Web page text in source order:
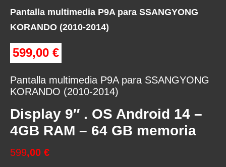
Pantalla multimedia P9A para SSANGYONG
KORANDO (2010-2014)
599,00 €
Pantalla multimedia P9A para SSANGYONG
KORANDO (2010-2014)
Display 9″ . OS Android 14 –
4GB RAM – 64 GB memoria
599,00 €